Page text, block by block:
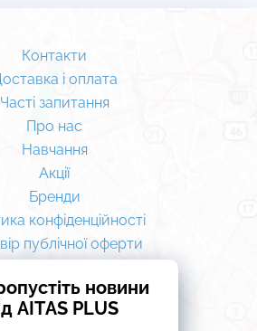
Контакти
і оплата
Часті запитання
Про нас
Навчання
Акції
Бренди
конфіденційності
публічної оферти
новини
AITAS PLUS